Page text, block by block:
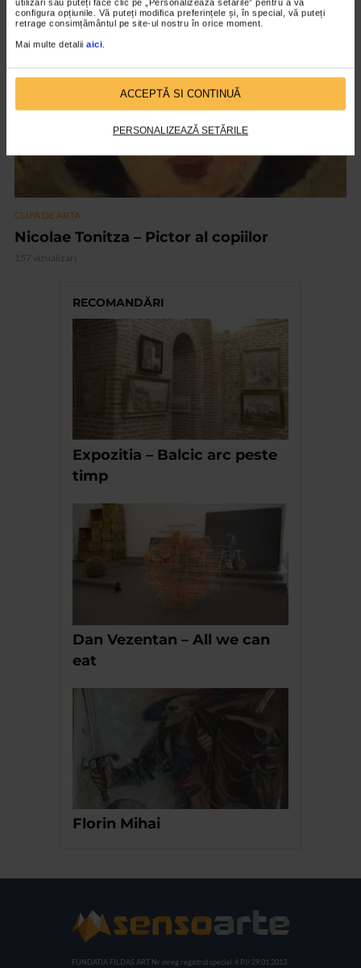
configura opțiunile. Vă puteți modifica preferințele și, în special, vă puteți
retrage consimțământul pe site-ul nostru în orice moment.
Mai multe detalii aici
ACCEPTĂ SI CONTINUĂ
PERSONALIZEAZĂ SETĂRILE
VIDEO
CLIPA DE ARTA
Nicolae Tonitza – Pictor al copiilor
157 vizualizari
RECOMANDĂRI
Expozitia – Balcic arc peste
timp
Dan Vezentan – All we can
eat
Florin Mihai
FUNDATIA FILDAS ART Nr inreg registrul special: 4 PJ/ 29.01.2013